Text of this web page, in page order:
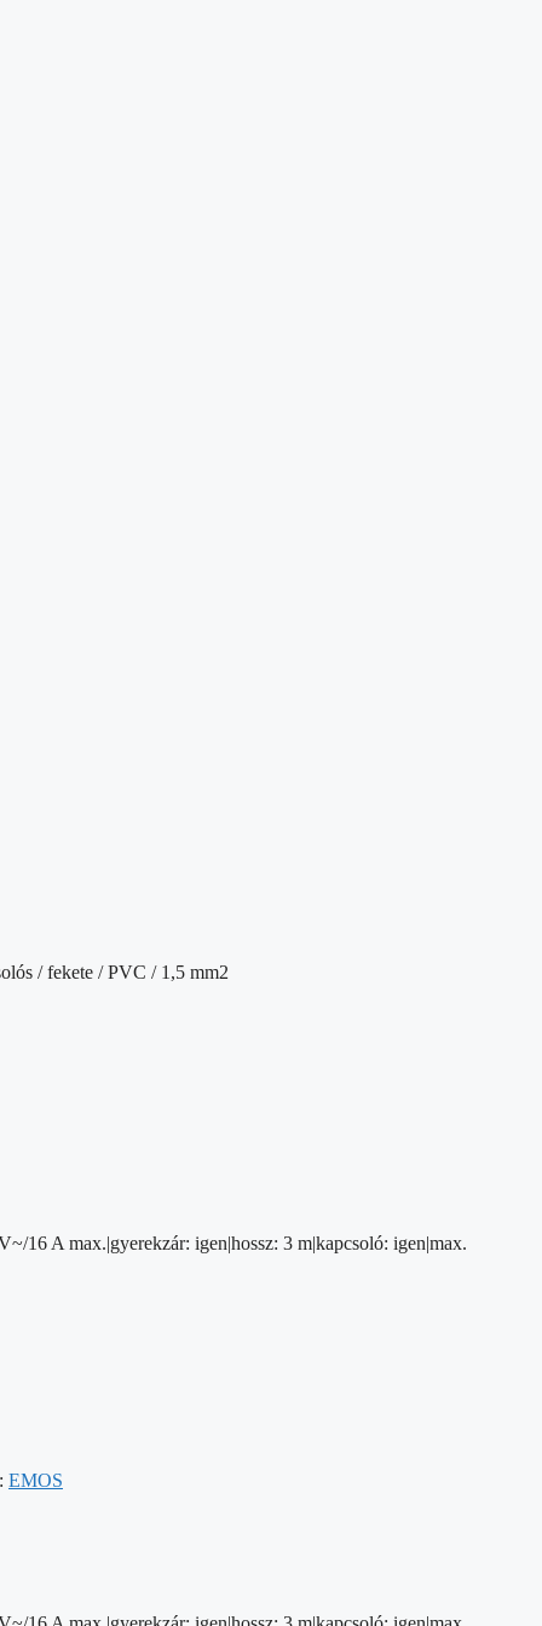
/ fekete / PVC / 1,5 mm2
16 A max.|gyerekzár: igen|hossz: 3 m|kapcsoló: igen|max.
EMOS